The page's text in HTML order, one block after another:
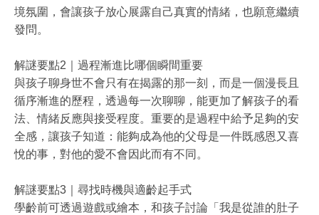
境氛圍，會讓孩子放心展露自己真實的情緒，也願意繼續
發問。
解謎要點2 ｜過程漸進比哪個瞬間重要
與孩子聊身世不會只有在揭露的那一刻，而是一個漫長且
循序漸進的歷程，透過每一次聊聊，能更加了解孩子的看
法、情緒反應與接受程度。重要的是過程中給予足夠的安
全感，讓孩子知道：能夠成為他的父母是一件既感恩又喜
悅的事，對他的愛不會因此而有不同。
解謎要點3 ｜尋找時機與適齡起手式
學齡前可透過遊戲或繪本，和孩子討論「我是從誰的肚子